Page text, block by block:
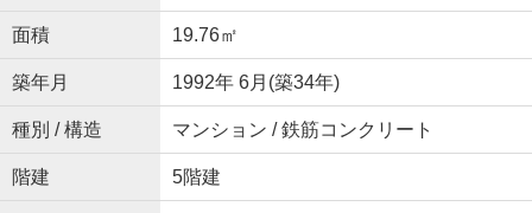
面積 19.76㎡
築年月 1992年 6月(築34年)
種別 / 構造 マンション / 鉄筋コンクリート
階建 5階建